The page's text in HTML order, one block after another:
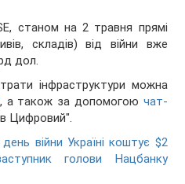
станом на 2 травня прямі
складів) від війни вже
дол.
інфраструктури можна
, а також за допомогою чат-
Цифровий".
війни Україні коштує $2
голови Нацбанку